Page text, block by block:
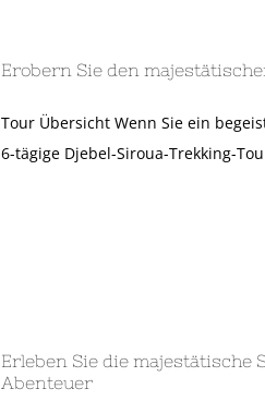
Erobern Sie den
Tour Übersicht Wenn Sie ein
6-tägige Djebel-Siroua-Trekking-
Erleben Sie die majestätische
Abenteuer